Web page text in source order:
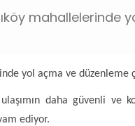
mahallelerinde
yol açma ve düzenleme
daha güvenli ve
ediyor.